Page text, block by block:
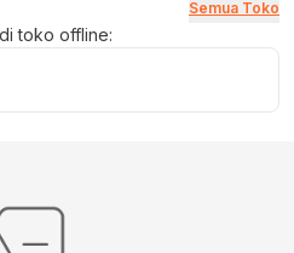
Semua Toko
toko offline: